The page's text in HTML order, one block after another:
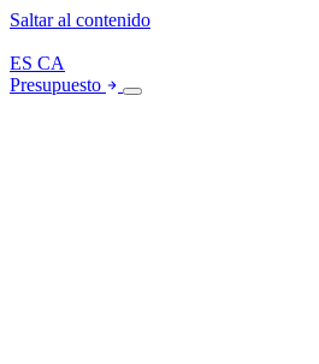
Saltar al contenido
ES CA
Presupuesto